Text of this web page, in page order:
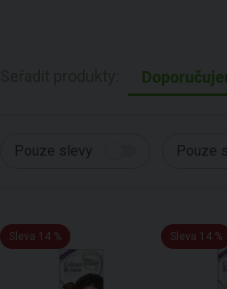
Pouze slevy Pouze
Sleva 14 % Sleva 14 %